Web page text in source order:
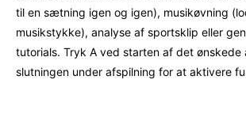
til en sætning igen og igen), musikøvning
musikstykke), analyse af sportsklip eller
tutorials. Tryk A ved starten af det ønskede
slutningen under afspilning for at aktivere